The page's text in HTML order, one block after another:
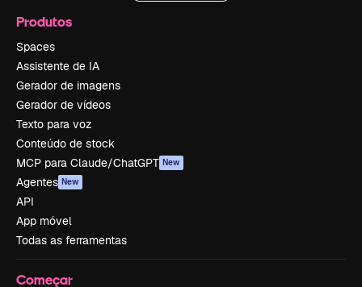
Produtos
Spaces
Assistente de IA
Gerador de imagens
Gerador de vídeos
Texto para voz
Conteúdo de stock
MCP para Claude/ChatGPT New
Agentes New
API
App móvel
Todas as ferramentas
Começar